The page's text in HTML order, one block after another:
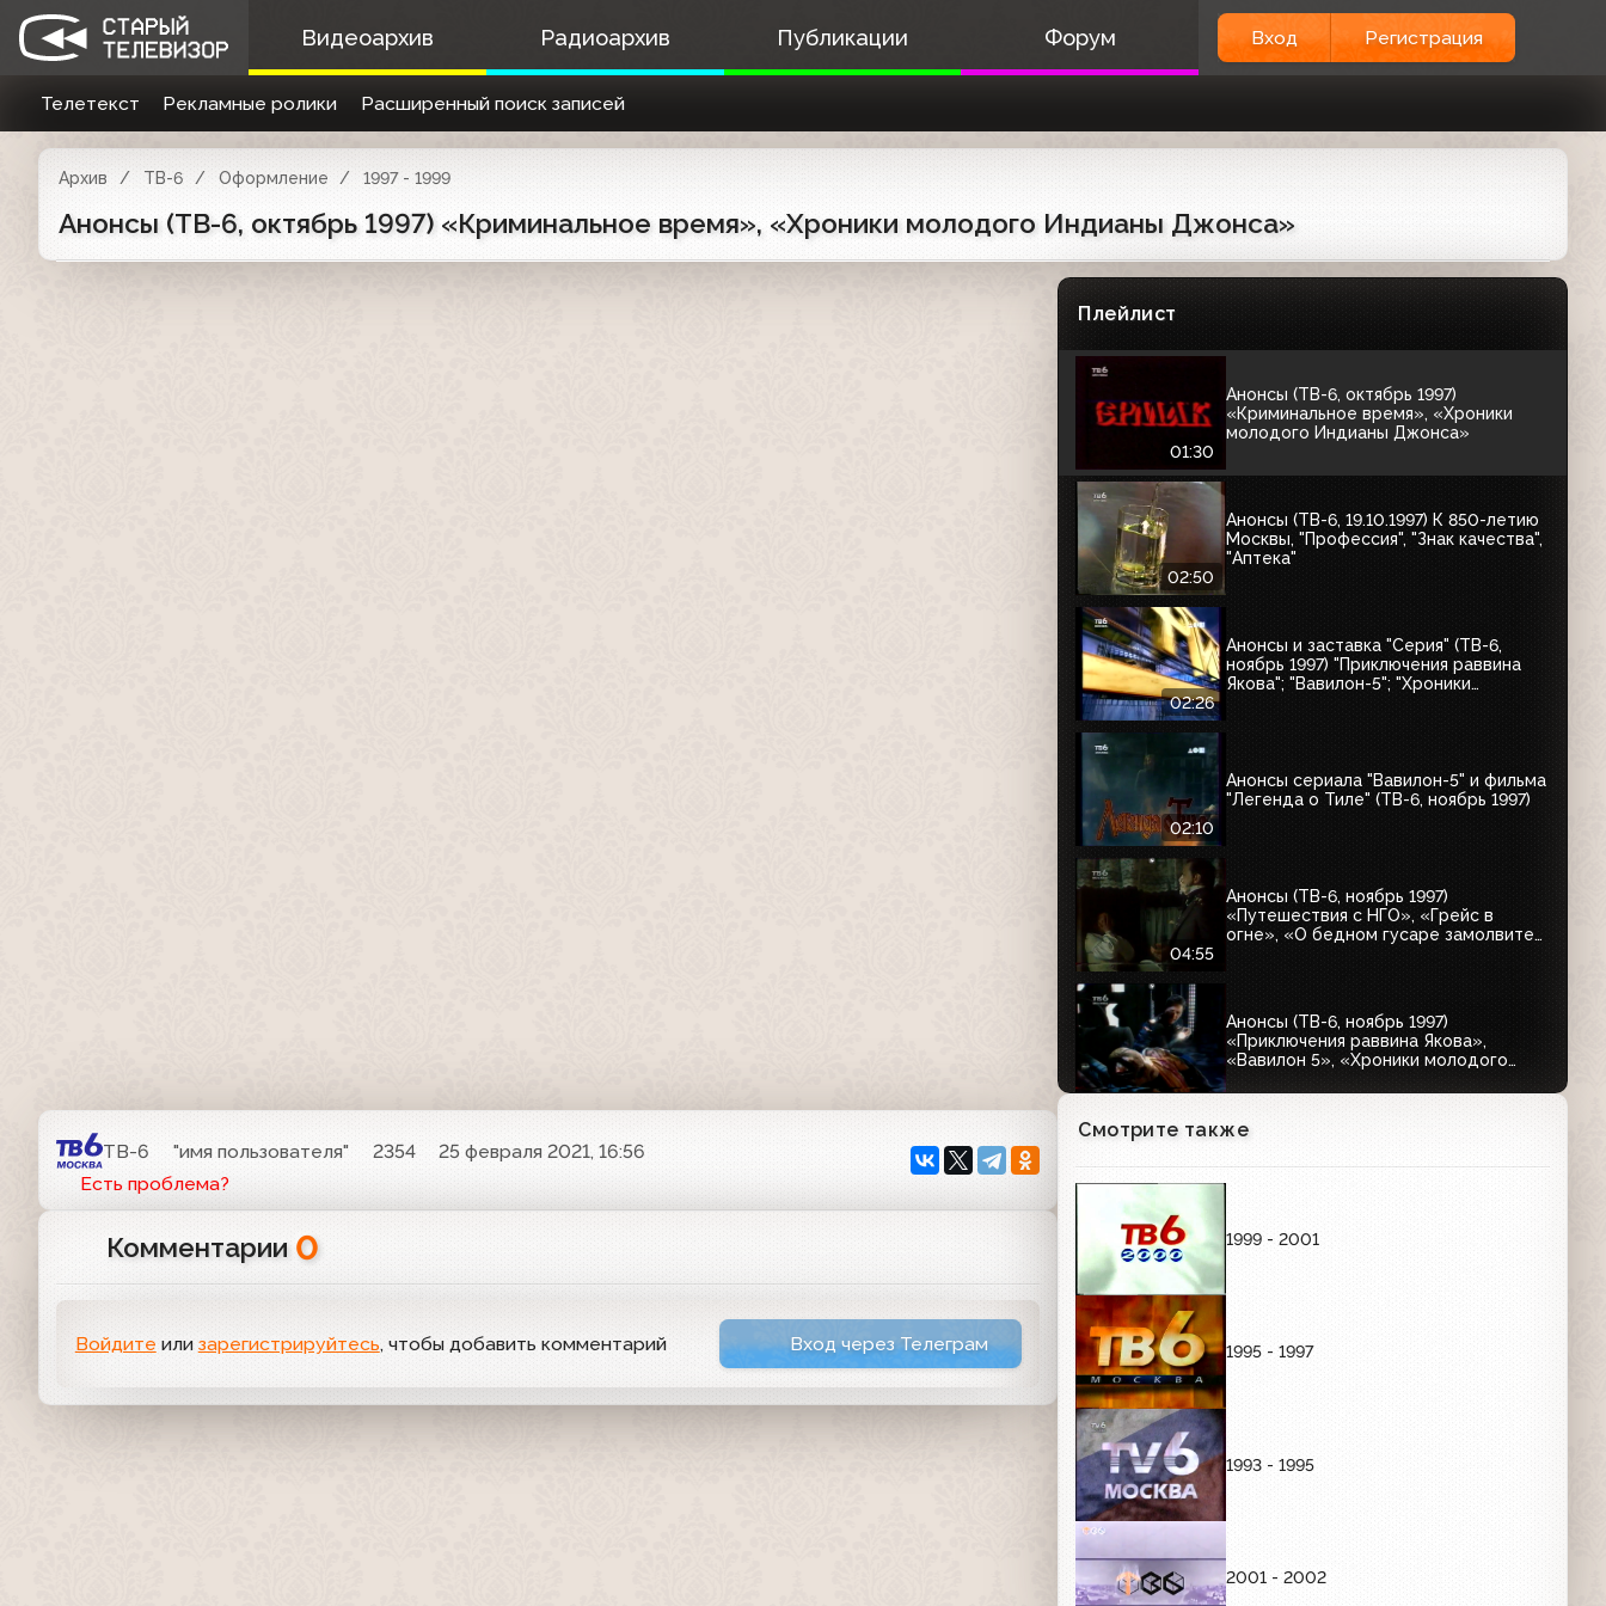
Видеоархив Радиоархив Публикации Форум Вход Регистрация
Телетекст Рекламные ролики Расширенный поиск записей
Архив ТВ-6 Оформление 1997 - 1999
Анонсы (ТВ-6, октябрь 1997) «Криминальное время», «Хроники молодого Индианы Джонса»
ТВ-6 "имя пользователя" 2354
25 февраля 2021, 16:56
Есть проблема?
Комментарии 0
Войдите или зарегистрируйтесь, чтобы добавить комментарий Вход через Телеграм
Плейлист
03:35
Анонсы (ТВ-6, 11.09.1997) "Пальчики
оближешь", "Семья Кемпбеллов",
Антуанетта", Фестиваль ТВ-6 в
Анонсы (ТВ-6, 13.09.1997) "О.С.П.-
01:01
Заставки канала и анонс фильма
01:30
Анонсы (ТВ-6, октябрь 1997)
«Криминальное время», «Хроники
молодого Индианы Джонса»
02:50
Анонсы (ТВ-6, 19.10.1997) К 850-летию
Москвы, "Профессия", "Знак качества",
"Аптека"
02:26
Анонсы и заставка "Серия" (ТВ-6,
ноябрь 1997) "Приключения раввина
Якова"; "Вавилон-5"; "Хроники
02:10
Анонсы сериала "Вавилон-5" и фильма
"Легенда о Тиле" (ТВ-6, ноябрь 1997)
04:55
Анонсы (ТВ-6, ноябрь 1997)
«Путешествия с НГО», «Грейс в
огне», «О бедном гусаре замолвите
Анонсы (ТВ-6, ноябрь 1997)
«Приключения раввина Якова»,
«Вавилон 5», «Хроники молодого
00:50
02:50
00:55
обществом"
00:36
Смотрите также
1999 - 2001
1995 - 1997
1993 - 1995
2001 - 2002